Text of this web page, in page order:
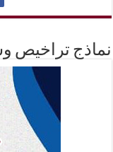
نماذج تراخيص